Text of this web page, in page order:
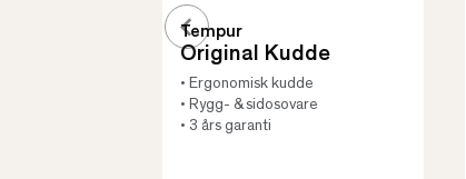
Tempur
Original Kudde
• Ergonomisk kudde
• Rygg- & sidosovare
• 3 års garanti